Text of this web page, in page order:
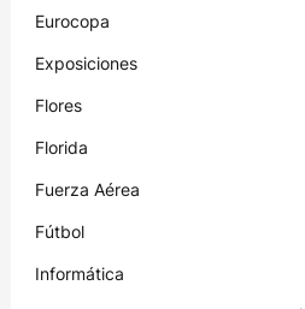
Eurocopa
Exposiciones
Flores
Florida
Fuerza Aérea
Fútbol
Informática